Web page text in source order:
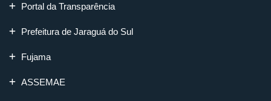
Portal da Transparência
Prefeitura de Jaraguá do Sul
Fujama
ASSEMAE